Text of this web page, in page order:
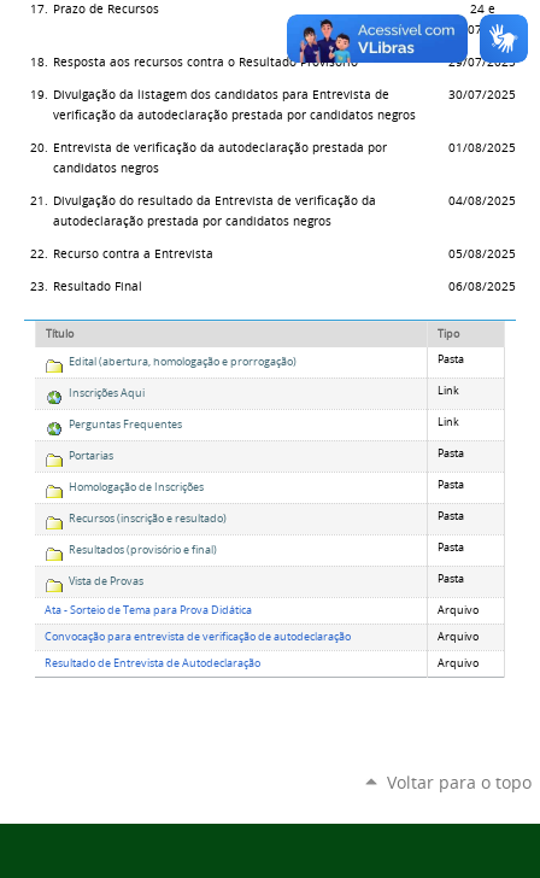
17. Prazo de Recursos
24 e
25/07/2025
18. Resposta aos recursos contra o Resultado Provisório 29/07/2025
19. Divulgação da listagem dos candidatos para Entrevista de
verificação da autodeclaração prestada por candidatos negros
30/07/2025
20. Entrevista de verificação da autodeclaração prestada por
candidatos negros
01/08/2025
21. Divulgação do resultado da Entrevista de verificação da
autodeclaração prestada por candidatos negros
04/08/2025
22. Recurso contra a Entrevista 05/08/2025
23. Resultado Final 06/08/2025
Título
Tipo
Edital (abertura, homologação e prorrogação)
Pasta
Inscrições Aqui Link
Perguntas Frequentes Link
Portarias Pasta
Homologação de Inscrições Pasta
Recursos (inscrição e resultado) Pasta
Resultados (provisório e final) Pasta
Vista de Provas Pasta
Ata - Sorteio de Tema para Prova Didática
Arquivo
Convocação para entrevista de verificação de autodeclaração
Arquivo
Resultado de Entrevista de Autodeclaração
Arquivo
Voltar para o topo